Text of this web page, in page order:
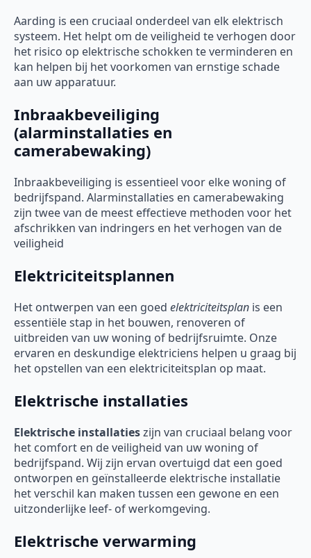
Aarding is een cruciaal onderdeel van elk elektrisch
systeem. Het helpt om de veiligheid te verhogen door
het risico op elektrische schokken te verminderen en
kan helpen bij het voorkomen van ernstige schade
aan uw apparatuur.
Inbraakbeveiliging
(alarminstallaties en
camerabewaking)
Inbraakbeveiliging is essentieel voor elke woning of
bedrijfspand. Alarminstallaties en camerabewaking
zijn twee van de meest effectieve methoden voor het
afschrikken van indringers en het verhogen van de
veiligheid
Elektriciteitsplannen
Het ontwerpen van een goed elektriciteitsplan is een
essentiële stap in het bouwen, renoveren of
uitbreiden van uw woning of bedrijfsruimte. Onze
ervaren en deskundige elektriciens helpen u graag bij
het opstellen van een elektriciteitsplan op maat.
Elektrische installaties
Elektrische installatieszijn van cruciaal belang voor
het comfort en de veiligheid van uw woning of
bedrijfspand. Wij zijn ervan overtuigd dat een goed
ontworpen en geïnstalleerde elektrische installatie
het verschil kan maken tussen een gewone en een
uitzonderlijke leef- of werkomgeving.
Elektrische verwarming